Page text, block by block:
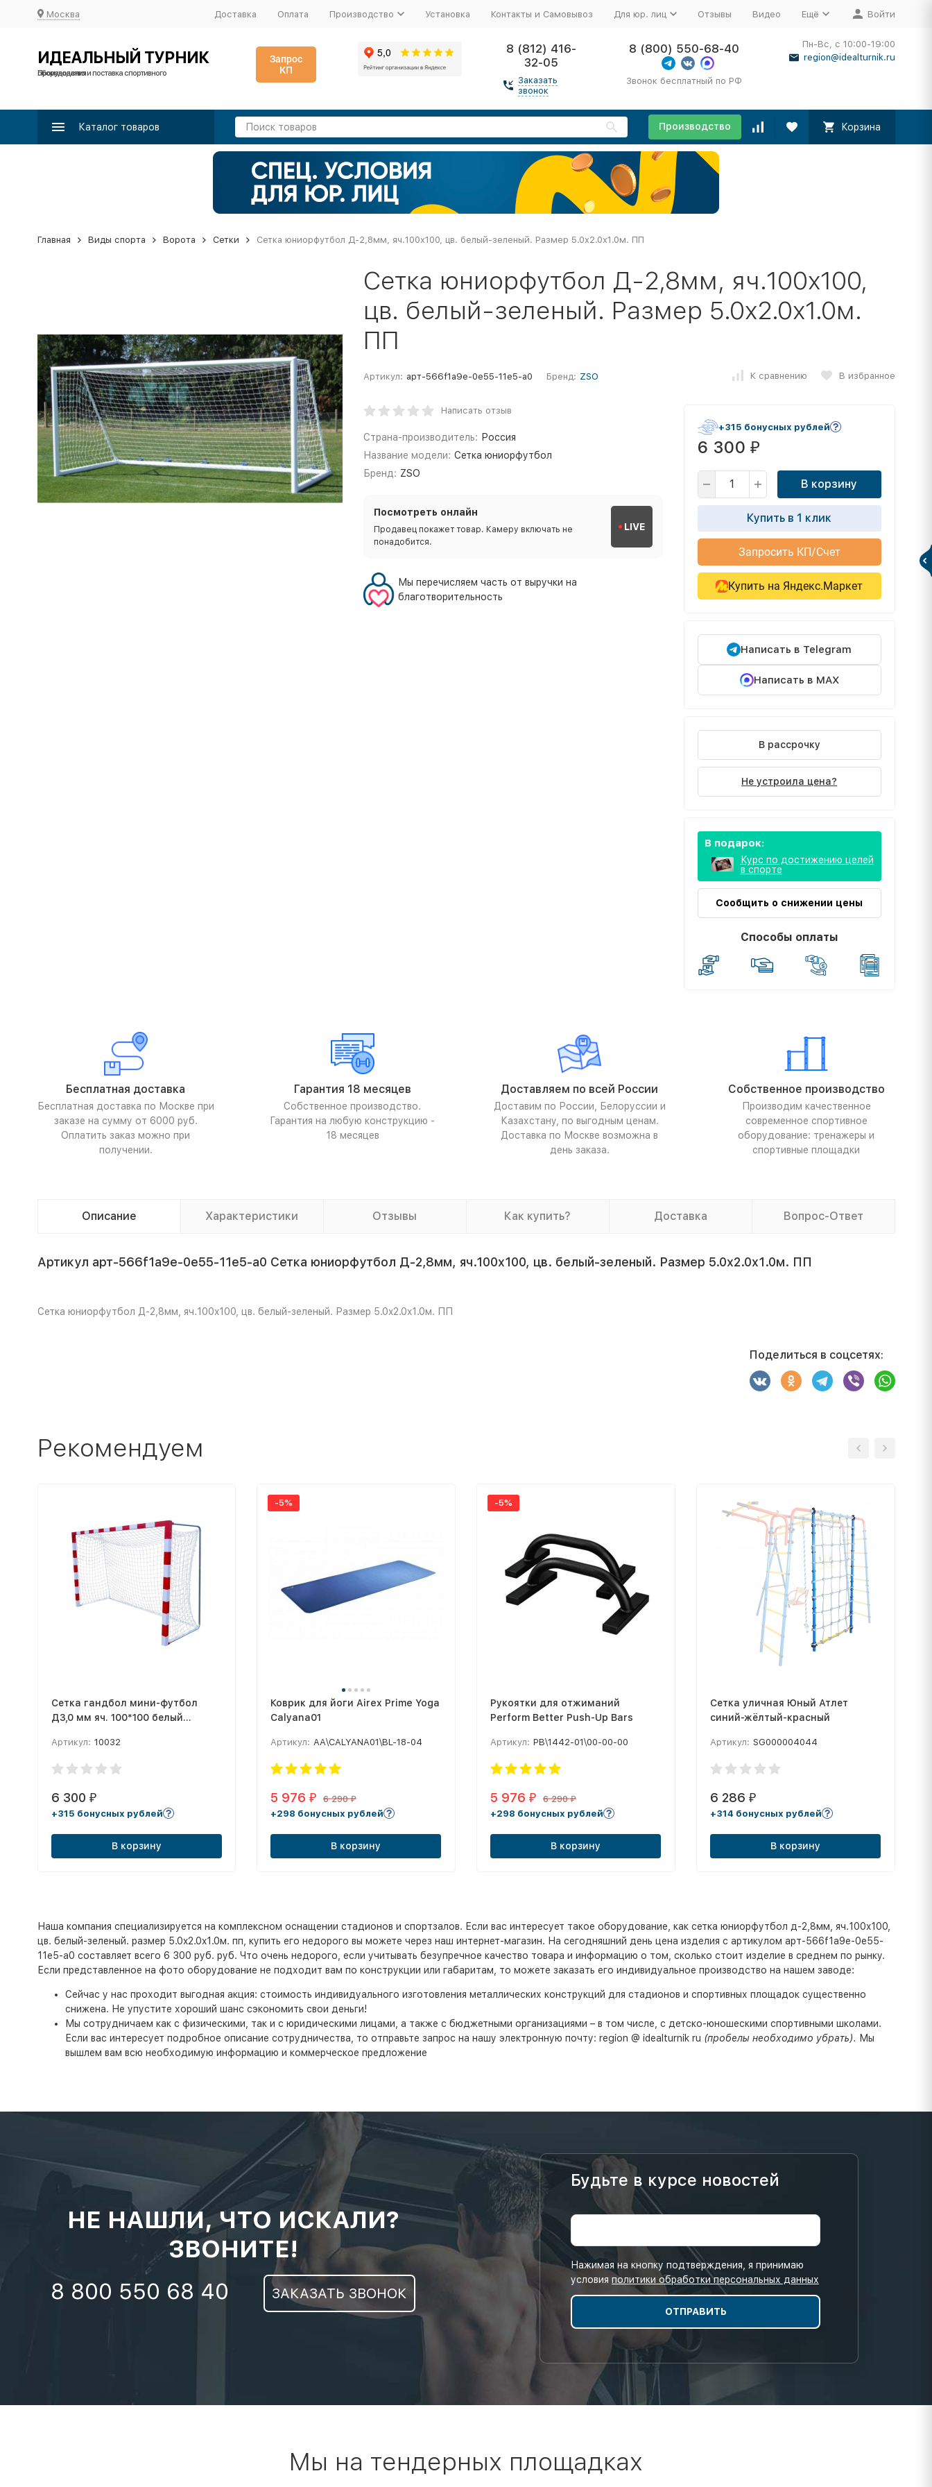
Москва Доставка Оплата Производство Установка Контакты и Самовывоз Для юр. лиц Отзывы Видео Ещё Войти
ИДЕАЛЬНЫЙ ТУРНИК
Производство и поставка спортивного оборудования
Запрос
КП
8 (812) 416-
32-05
Заказать
звонок
8 (800) 550-68-40
Звонок бесплатный по РФ
Пн-Вс, с 10:00-19:00
region@idealturnik.ru
Каталог товаров Производство Корзина
Главная Виды спорта Ворота Сетки Сетка юниорфутбол Д-2,8мм, яч.100x100, цв. белый-зеленый. Размер 5.0x2.0x1.0м. ПП
Сетка юниорфутбол Д-2,8мм, яч.100x100,
цв. белый-зеленый. Размер 5.0x2.0x1.0м.
ПП
Артикул: арт-566f1a9e-0e55-11e5-a0 Бренд: ZSO К сравнению В избранное
Написать отзыв
Страна-производитель: Россия
Название модели: Сетка юниорфутбол
Бренд: ZSO
Посмотреть онлайн
Продавец покажет товар. Камеру включать не
понадобится.
LIVE
Мы перечисляем часть от выручки на
благотворительность
+315 бонусных рублей
6 300 ₽
В корзину
Купить в 1 клик
Запросить КП/Счет
Купить на Яндекс.Маркет
Написать в Telegram
Написать в MAX
В рассрочку
Не устроила цена?
В подарок:
Курс по достижению целей
в спорте
Сообщить о снижении цены
Способы оплаты
Бесплатная доставка
Бесплатная доставка по Москве при
заказе на сумму от 6000 руб.
Оплатить заказ можно при
получении.
Гарантия 18 месяцев
Собственное производство.
Гарантия на любую конструкцию -
18 месяцев
Доставляем по всей России
Доставим по России, Белоруссии и
Казахстану, по выгодным ценам.
Доставка по Москве возможна в
день заказа.
Собственное производство
Производим качественное
современное спортивное
оборудование: тренажеры и
спортивные площадки
Описание Характеристики Отзывы Как купить? Доставка Вопрос-Ответ
Артикул арт-566f1a9e-0e55-11e5-a0 Сетка юниорфутбол Д-2,8мм, яч.100x100, цв. белый-зеленый. Размер 5.0x2.0x1.0м. ПП
Сетка юниорфутбол Д-2,8мм, яч.100x100, цв. белый-зеленый. Размер 5.0x2.0x1.0м. ПП
Поделиться в соцсетях:
Рекомендуем
Сетка гандбол мини-футбол
Д3,0 мм яч. 100*100 белый
Артикул: 10032
6 300 ₽
+315 бонусных рублей
В корзину
-5%
Коврик для йоги Airex Prime Yoga
Calyana01
Артикул: AA\CALYANA01\BL-18-04
5 976₽ 6 290₽
+298 бонусных рублей
В корзину
-5%
Рукоятки для отжиманий
Perform Better Push-Up Bars
Артикул: PB\1442-01\00-00-00
5 976 ₽ 6 290₽
+298 бонусных рублей
В корзину
Сетка уличная Юный Атлет
синий-жёлтый-красный
Артикул: SG000004044
6 286 ₽
+314 бонусных рублей
В корзину
Наша компания специализируется на комплексном оснащении стадионов и спортзалов. Если вас интересует такое оборудование, как сетка юниорфутбол д-2,8мм, яч.100x100,
цв. белый-зеленый. размер 5.0x2.0x1.0м. пп, купить его недорого вы можете через наш интернет-магазин. На сегодняшний день цена изделия с артикулом арт-566f1a9e-0e55-
11e5-a0 составляет всего 6 300 руб. руб. Что очень недорого, если учитывать безупречное качество товара и информацию о том, сколько стоит изделие в среднем по рынку.
Если представленное на фото оборудование не подходит вам по конструкции или габаритам, то можете заказать его индивидуальное производство на нашем заводе:
Сейчас у нас проходит выгодная акция: стоимость индивидуального изготовления металлических конструкций для стадионов и спортивных площадок существенно
снижена. Не упустите хороший шанс сэкономить свои деньги!
Мы сотрудничаем как с физическими, так и с юридическими лицами, а также с бюджетными организациями – в том числе, с детско-юношескими спортивными школами.
Если вас интересует подробное описание сотрудничества, то отправьте запрос на нашу электронную почту: region @ idealturnik ru (пробелы необходимо убрать). Мы
вышлем вам всю необходимую информацию и коммерческое предложение
НЕ НАШЛИ, ЧТО ИСКАЛИ?
ЗВОНИТЕ!
8 800 550 68 40 ЗАКАЗАТЬ ЗВОНОК
Будьте в курсе новостей
Нажимая на кнопку подтверждения, я принимаю
условия политики обработки персональных данных
Мы на тендерных площадках